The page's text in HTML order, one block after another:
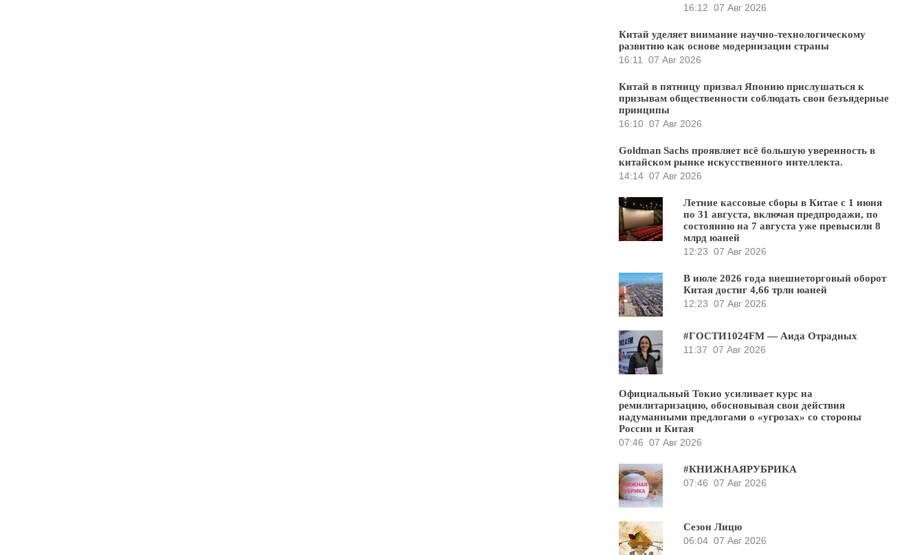
16:12 07 Авг 2026
Китай уделяет внимание научно-технологическому
развитию как основе модернизации страны
16:11
07 Авг 2026
Китай в пятницу призвал Японию прислушаться к
призывам общественности соблюдать свои безъядерные
принципы
16:10 07 Авг 2026
Goldman Sachs проявляет всё большую уверенность в
китайском рынке искусственного интеллекта.
14:14 07 Авг 2026
Летние кассовые сборы в Китае с 1 июня
по 31 августа, включая предпродажи, по
состоянию на 7 августа уже превысили 8
млрд юаней
12:23 07 Авг 2026
В июле 2026 года внешнеторговый оборот
Китая достиг 4,66 трлн юаней
12:23 07 Авг 2026
#ГОСТИ1024FM — Аида Отрадных
11:37 07 Авг 2026
Официальный Токио усиливает курс на
ремилитаризацию, обосновывая свои действия
надуманными предлогами о «угрозах» со стороны
России и Китая
07:46 07 Авг 2026
#КНИЖНАЯРУБРИКА
07:46 07 Авг 2026
Сезон Лицю
06:04 07 Авг 2026